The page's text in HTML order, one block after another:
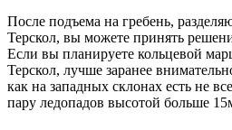
После подъема на гребень,
Терскол, вы можете принять
Если вы планируете кольцевой
Терскол, лучше заранее
как на западных склонах есть не
пару ледопадов высотой больше